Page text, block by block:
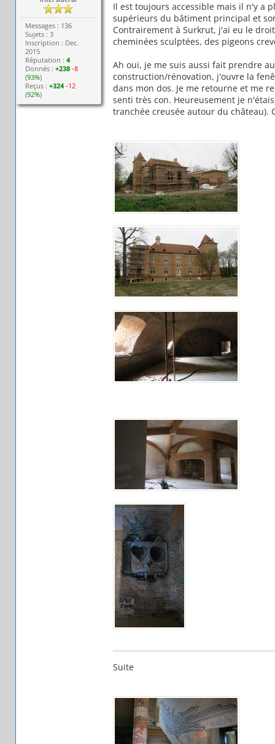
Messages : 136
Sujets : 3
Inscription : Dec.
2015
Réputation :4
Donnés :+238 -8
(93%)
Reçus :+324 -12
(92%)
Il est toujours accessible mais il n'y a
supérieurs du bâtiment principal et
Contrairement à Surkrut, j'ai eu le
cheminées sculptées, des pigeons
Ah oui, je me suis aussi fait prendre
construction/rénovation, j'ouvre la
dans mon dos. Je me retourne et me
senti très con. Heureusement je
tranchée creusée autour du château).
Suite